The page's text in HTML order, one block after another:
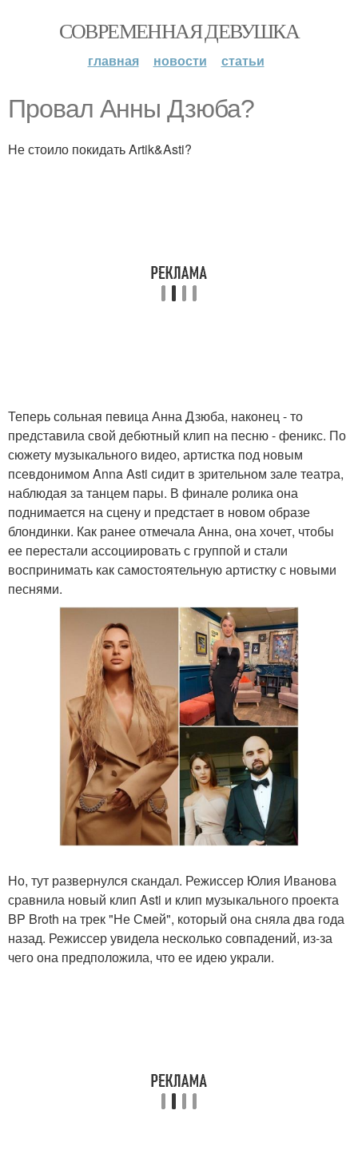
СОВРЕМЕННАЯ ДЕВУШКА
главная новости статьи
Провал Анны Дзюба?
Не стоило покидать Artik&Asti?
Теперь сольная певица Анна Дзюба, наконец - то
представила свой дебютный клип на песню - феникс. По
сюжету музыкального видео, артистка под новым
псевдонимом Anna Asti сидит в зрительном зале театра,
наблюдая за танцем пары. В финале ролика она
поднимается на сцену и предстает в новом образе
блондинки. Как ранее отмечала Анна, она хочет, чтобы
ее перестали ассоциировать с группой и стали
воспринимать как самостоятельную артистку с новыми
песнями.
Но, тут развернулся скандал. Режиссер Юлия Иванова
сравнила новый клип Asti и клип музыкального проекта
BP Broth на трек "Не Смей", который она сняла два года
назад. Режиссер увидела несколько совпадений, из-за
чего она предположила, что ее идею украли.